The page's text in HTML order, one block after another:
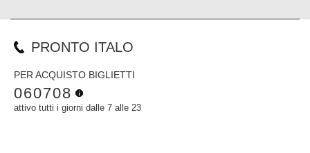
PRONTO ITALO
PER ACQUISTO BIGLIETTI
060708
attivo tutti i giorni dalle 7 alle 23